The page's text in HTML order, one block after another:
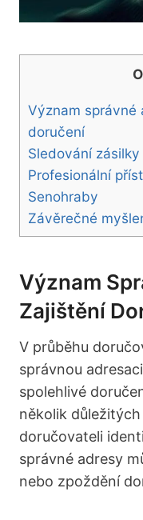
Význam správné
doručení
Sledování
Profesionální
Senohraby
Závěrečné
Význam
Zajištění
V průběhu
správnou
spolehlivé
několik
doručovateli
správné adresy
nebo zpoždění